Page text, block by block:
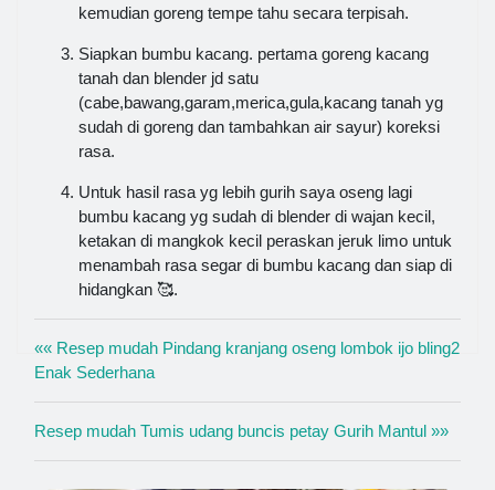
kemudian goreng tempe tahu secara terpisah.
Siapkan bumbu kacang. pertama goreng kacang
tanah dan blender jd satu
(cabe,bawang,garam,merica,gula,kacang tanah yg
sudah di goreng dan tambahkan air sayur) koreksi
rasa.
Untuk hasil rasa yg lebih gurih saya oseng lagi
bumbu kacang yg sudah di blender di wajan kecil,
ketakan di mangkok kecil peraskan jeruk limo untuk
menambah rasa segar di bumbu kacang dan siap di
hidangkan 🥰.
«« Resep mudah Pindang kranjang oseng lombok ijo bling2
Enak Sederhana
Resep mudah Tumis udang buncis petay Gurih Mantul »»